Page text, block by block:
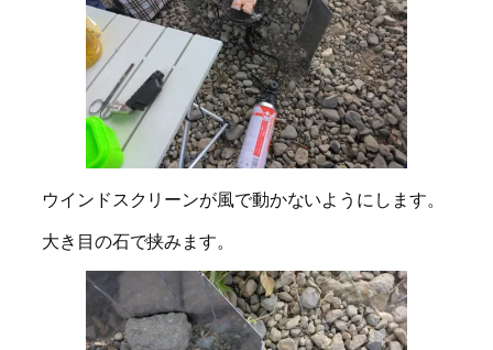
ウインドスクリーンが風で動かないようにします。
大き目の石で挟みます。